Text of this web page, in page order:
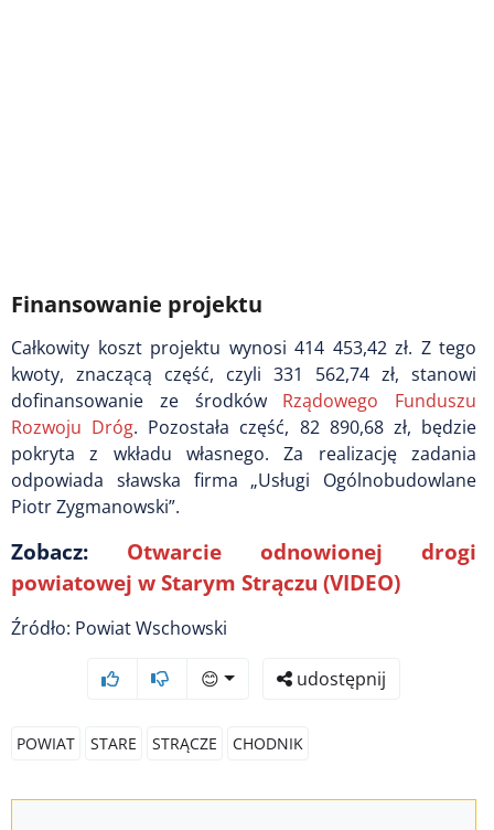
Finansowanie projektu
Całkowity koszt projektu wynosi 414 453,42 zł. Z tego
kwoty, znaczącą część, czyli 331 562,74 zł, stanowi
dofinansowanie ze środków Rządowego Funduszu
Rozwoju Dróg. Pozostała część, 82 890,68 zł, będzie
pokryta z wkładu własnego. Za realizację zadania
odpowiada sławska firma „Usługi Ogólnobudowlane
Piotr Zygmanowski”.
Zobacz: Otwarcie odnowionej drogi
powiatowej w Starym Strączu (VIDEO)
Źródło: Powiat Wschowski
😊 udostępnij
POWIAT STARE STRĄCZE CHODNIK